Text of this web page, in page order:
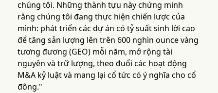
chúng tôi. Những thành tựu này chứng minh
rằng chúng tôi đang thực hiện chiến lược của
mình: phát triển các dự án có tỷ suất sinh lời cao
để tăng sản lượng lên trên 600 nghìn ounce vàng
tương đương (GEO) mỗi năm, mở rộng tài
nguyên và trữ lượng, theo đuổi các hoạt động
M&A kỷ luật và mang lại cổ tức có ý nghĩa cho cổ
đông."